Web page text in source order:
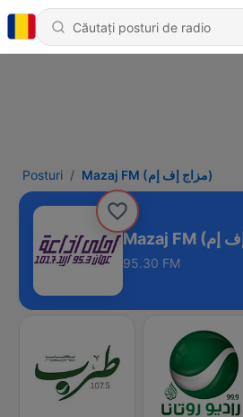
Posturi Mazaj FM (مزاج إف إم)
95.30 FM